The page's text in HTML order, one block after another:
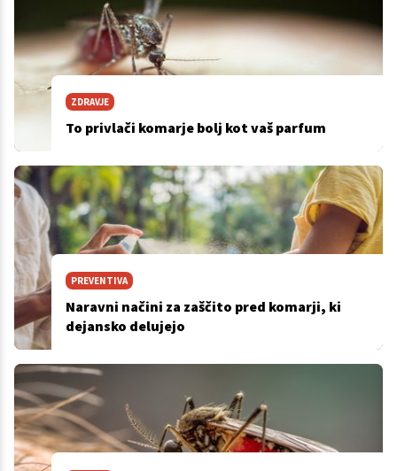
ZDRAVJE
To privlači komarje bolj kot vaš parfum
PREVENTIVA
Naravni načini za zaščito pred komarji, ki
dejansko delujejo